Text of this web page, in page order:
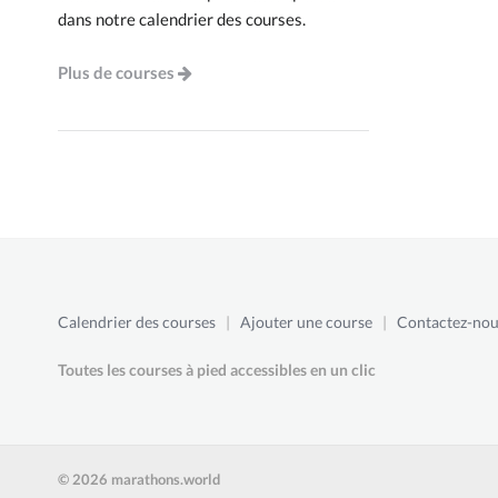
dans notre calendrier des courses.
Plus de courses
Calendrier des courses | Ajouter une course | Contactez-
Toutes les courses à pied accessibles en un clic
© 2026 marathons.world